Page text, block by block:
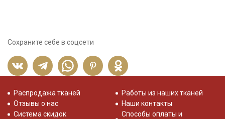
Сохраните себе в соцсети
Распродажа тканей
Отзывы о нас
Система скидок
Работы из наших тканей
Наши контакты
Способы оплаты и